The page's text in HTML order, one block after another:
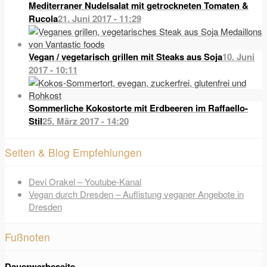
Mediterraner Nudelsalat mit getrockneten Tomaten &
Rucola21. Juni 2017 - 11:29
Vegan / vegetarisch grillen mit Steaks aus Soja10. Juni
2017 - 10:11
Sommerliche Kokostorte mit Erdbeeren im Raffaello-
Stil25. März 2017 - 14:20
Seiten & Blog Empfehlungen
Devi Orakel – Youtube-Kanal
Vegan durch Dresden – Auflistung veganer Angebote in
Dresden
Fußnoten